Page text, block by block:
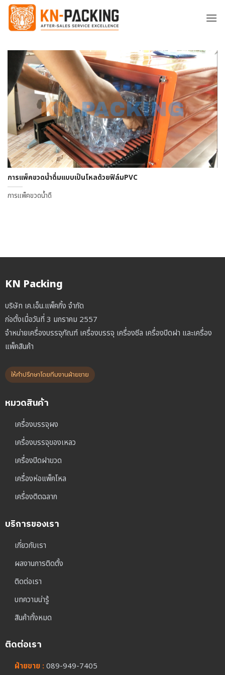
ข้าม
ยัง
การแพ็คขวดน้ำดื่มแบบเป็นโหลด้วยฟิล์มPVC
การแพ็คขวดน้ำดื
KN Packing
บริษัท เค.เอ็น.แพ็คกิ้ง จำกัด
ก่อตั้งเมื่อวันที่ 3 มกราคม 2557
จำหน่ายเครื่องบรรจุภัณฑ์ เครื่องบรรจุ เครื่องซีล เครื่องปิดฝา และเครื่อง
แพ็คสินค้า
ให้คำปรึกษาโดยทีมงานฝ่ายขาย
หมวดสินค้า
เครื่องบรรจุผง
เครื่องบรรจุของเหลว
เครื่องปิดฝาขวด
เครื่องห่อแพ็คโหล
เครื่องติดฉลาก
บริการของเรา
เกี่ยวกับเรา
ผลงานการติดตั้ง
ติดต่อเรา
บทความน่ารู้
สินค้าทั้งหมด
ติดต่อเรา
ฝ่ายขาย :089-949-7405